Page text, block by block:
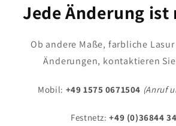
Jede Änderung
Ob andere Maße, farbliche
Änderungen, kontaktieren
Mobil: +49 1575 0671504 (Anruf
Festnetz: +49 (0)36844